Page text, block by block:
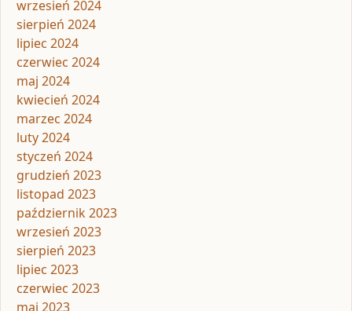
wrzesień 2024
sierpień 2024
lipiec 2024
czerwiec 2024
maj 2024
kwiecień 2024
marzec 2024
luty 2024
styczeń 2024
grudzień 2023
listopad 2023
październik 2023
wrzesień 2023
sierpień 2023
lipiec 2023
czerwiec 2023
maj 2023